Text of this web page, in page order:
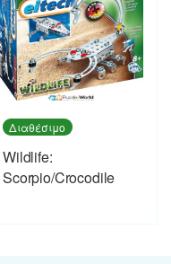
Διαθέσιμο
Wildlife:
Scorpio/Crocodile